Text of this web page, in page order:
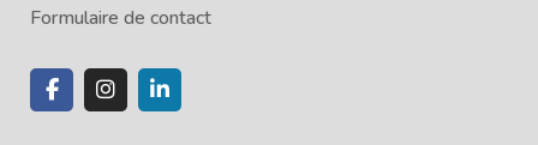
Formulaire de contact